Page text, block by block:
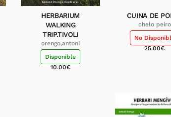
HERBARIUM
WALKING
TRIP.TIVOLI
orengo,antoni
Disponible
10.00€
CUINA DE
chelo peiro
No
25.00€